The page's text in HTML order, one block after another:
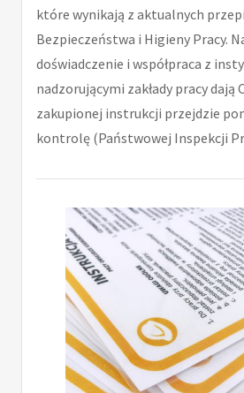
które wynikają z aktualnych
Bezpieczeństwa i Higieny Pracy.
doświadczenie i współpraca z
nadzorującymi zakłady pracy dają
zakupionej instrukcji przejdzie
kontrolę (Państwowej Inspekcji